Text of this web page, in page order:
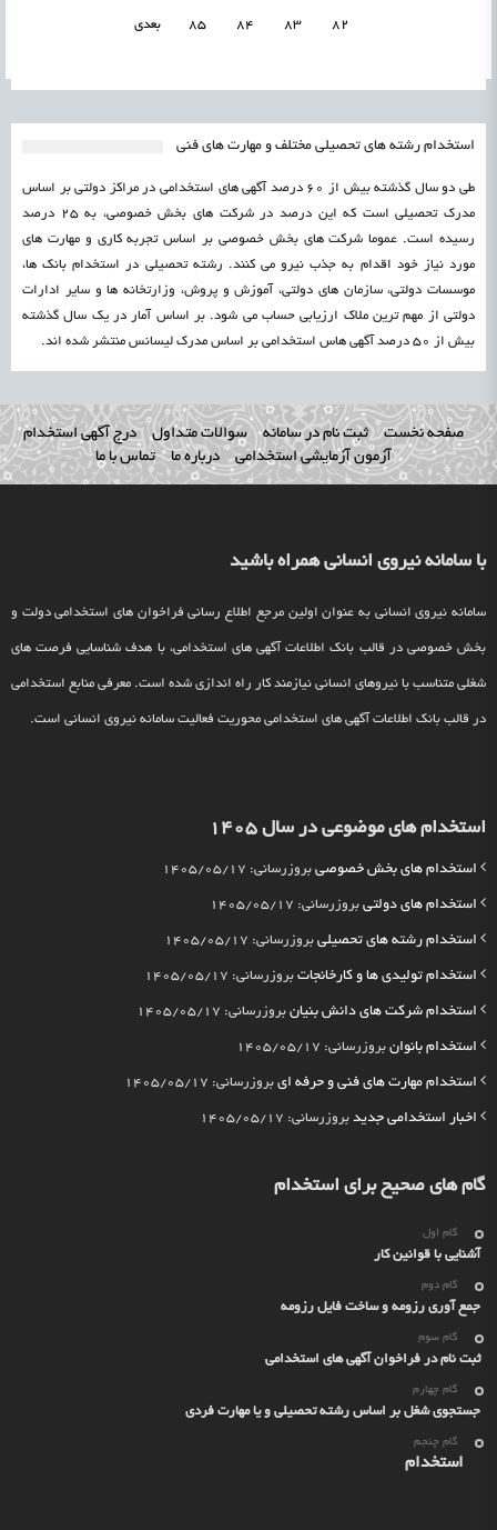
82
83
84
85 بعدی
استخدام رشته های تحصیلی مختلف و مهارت های فنی
طی دو سال گذشته بیش از 60 درصد آگهی های استخدامی در مراکز دولتی بر اساس
مدرک تحصیلی است که این درصد در شرکت های بخش خصوصی، به 25 درصد
رسیده است. عموما شرکت های بخش خصوصی بر اساس تجربه کاری و مهارت های
مورد نیاز خود اقدام به جذب نیرو می کنند. رشته تحصیلی در استخدام بانک ها،
موسسات دولتی، سازمان های دولتی، آموزش و پروش، وزارتخانه ها و سایر ادارات
دولتی از مهم ترین ملاک ارزیابی حساب می شود. بر اساس آمار در یک سال گذشته
بیش از 50 درصد آگهی هاس استخدامی بر اساس مدرک لیسانس منتشر شده اند.
صفحه نخست ثبت نام در سامانه سوالات متداول
درج آگهی استخدام
آزمون آزمایشی استخدامی
درباره ما تماس با ما
با سامانه نیروی انسانی همراه باشید
سامانه نیروی انسانی به عنوان اولین مرجع اطلاع رسانی فراخوان های استخدامی دولت و
بخش خصوصی در قالب بانک اطلاعات آگهی های استخدامی، با هدف شناسایی فرصت های
شغلی متناسب با نیروهای انسانی نیازمند کار راه اندازی شده است. معرفی منابع استخدامی
در قالب بانک اطلاعات آگهی های استخدامی محوریت فعالیت سامانه نیروی انسانی است.
استخدام های موضوعی در سال 1405
استخدام های بخش خصوصی بروزرسانی: 1405/05/17
استخدام های دولتی بروزرسانی: 1405/05/17
استخدام رشته های تحصیلی بروزرسانی: 1405/05/17
استخدام تولیدی ها و کارخانجات بروزرسانی: 1405/05/17
استخدام شرکت های دانش بنیان بروزرسانی: 1405/05/17
استخدام بانوان بروزرسانی: 1405/05/17
استخدام مهارت های فنی و حرفه ای بروزرسانی: 1405/05/17
اخبار استخدامی جدید بروزرسانی: 1405/05/17
گام های صحیح برای استخدام
گام اول
آشنایی با قوانین کار
گام دوم
جمع آوری رزومه و ساخت فایل رزومه
گام سوم
ثبت نام در فراخوان آگهی های استخدامی
گام چهارم
جستجوی شغل بر اساس رشته تحصیلی و یا مهارت فردی
گام چنجم
استخدام